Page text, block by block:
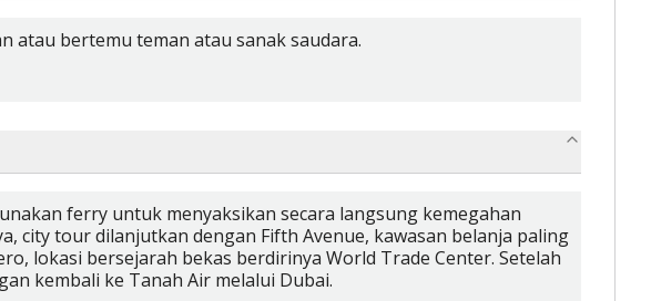
atau bertemu teman atau sanak saudara.
ferry untuk menyaksikan secara langsung kemegahan
city tour dilanjutkan dengan Fifth Avenue, kawasan belanja paling
lokasi bersejarah bekas berdirinya World Trade Center. Setelah
kembali ke Tanah Air melalui Dubai.